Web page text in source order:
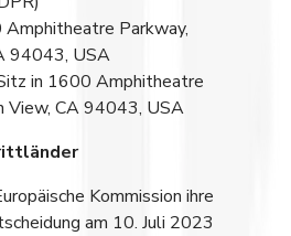
Parkway,
94043, USA
in 1600 Amphitheatre
View, CA 94043, USA
Kommission ihre
am 10. Juli 2023